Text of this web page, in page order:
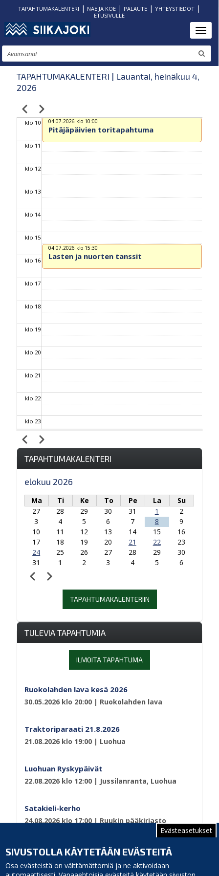
Evästeasetukset
SIVUSTOLLA KÄYTETÄÄN EVÄSTEITÄ
Osa evästeistä on välttämättömiä ja ne aktivoidaan
Hyppää
pääsisältöön
TAPAHTUMAKALENTERI | NÄE JA KOE| PALAUTE| YHTEYSTIEDOT|
ETUSIVULLE
Etsi
TAPAHTUMAKALENTERI | Lauantai, heinäkuu 4,
2026
Sivutus
EdellinenSeuraava
klo 05
klo 06
klo 07
klo 08
klo 10
klo 11
klo 12
klo 13
klo 14
klo 15
klo 16
klo 17
klo 18
klo 19
klo 20
klo 21
klo 22
klo 23
04.07.2026 klo 10:00
Pitäjäpäivien toritapahtuma
04.07.2026 klo 15:30
Lasten ja nuorten tanssit
Sivutus
EdellinenSeuraava
TAPAHTUMAKALENTERI
elokuu 2026
Ma Ti Ke To Pe La
Su
27
28 29 30 31 1
2
3
4 5 6 7 8
9
10
11 12 13 14 15
16
17
18 19 20 21 22
23
24
25 26 27 28 29
30
31
1 2 3 4 5
6
Sivutus
EdellinenSeuraava
TAPAHTUMAKALENTERIIN
TULEVIA TAPAHTUMIA
ILMOITA TAPAHTUMA
Ruokolahden lava kesä 2026
30.05.2026 klo 20:00 | Ruokolahden lava
Traktoriparaati 21.8.2026
21.08.2026 klo 19:00 | Luohua
Luohuan Ryskypäivät
22.08.2026 klo 12:00 | Jussilanranta, Luohua
Satakieli-kerho
24.08.2026 klo 17:00| Ruukin pääkirjasto
Sivu 1